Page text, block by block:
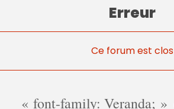
Erreur
Ce forum est clos
font-family: Veranda;